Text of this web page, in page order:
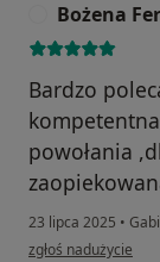
Bożena
Bardzo
powołania
23 lipca 2025 •
w opinii użytkownika
zgłoś nadużycie